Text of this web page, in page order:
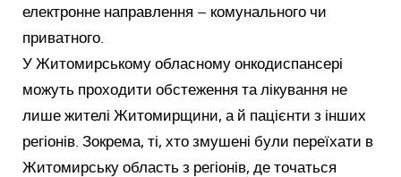
електронне направлення – комунального чи
приватного.
У Житомирському обласному онкодиспансері
можуть проходити обстеження та лікування не
лише жителі Житомирщини, а й пацієнти з інших
регіонів. Зокрема, ті, хто змушені були переїхати в
Житомирську область з регіонів, де точаться